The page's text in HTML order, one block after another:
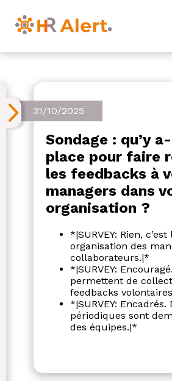
31/10/2025
Sondage : qu’y
place pour faire
les feedbacks à
managers dans
organisation ?
*|SURVEY: Rien,
organisation des
collaborateurs.|*
*|SURVEY:
permettent de
feedbacks
*|SURVEY: Encadrés.
périodiques sont
des équipes.|*